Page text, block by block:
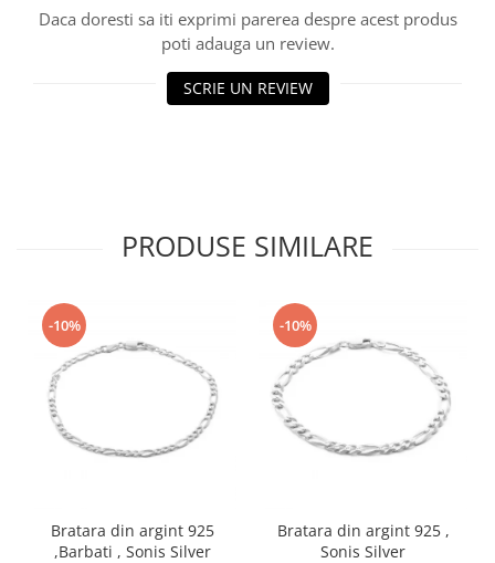
Daca doresti sa iti exprimi parerea despre acest produs
poti adauga un review.
SCRIE UN REVIEW
PRODUSE SIMILARE
-10%
Bratara din argint 925
,Barbati , Sonis Silver
-10%
Bratara din argint 925 ,
Sonis Silver